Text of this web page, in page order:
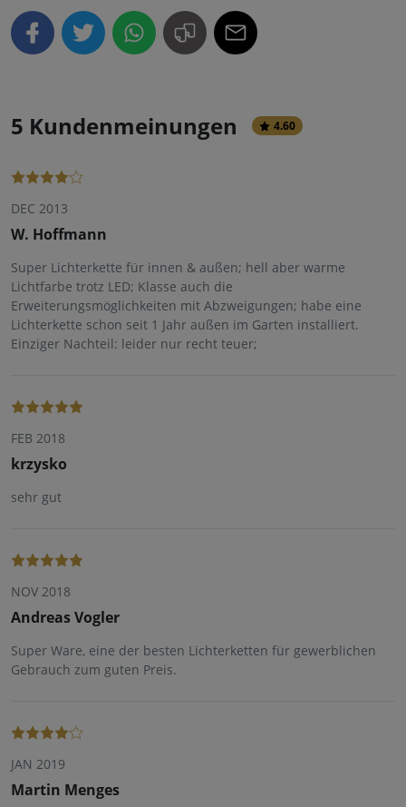
5 Kundenmeinungen 4.60
DEC 2013
W. Hoffmann
Super Lichterkette für innen & außen; hell aber warme
Lichtfarbe trotz LED; Klasse auch die
Erweiterungsmöglichkeiten mit Abzweigungen; habe eine
Lichterkette schon seit 1 Jahr außen im Garten installiert.
Einziger Nachteil: leider nur recht teuer;
FEB 2018
krzysko
sehr gut
NOV 2018
Andreas Vogler
Super Ware, eine der besten Lichterketten für gewerblichen
Gebrauch zum guten Preis.
JAN 2019
Martin Menges